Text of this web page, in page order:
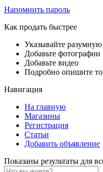
Напомнить пароль
Как продать быстрее
Указывайте
Добавьте фотографии
Добавьте видео
Подробно опишите
Навигация
На главную
Магазины
Регистрация
Статьи
Добавить объявление
Показаны результаты для